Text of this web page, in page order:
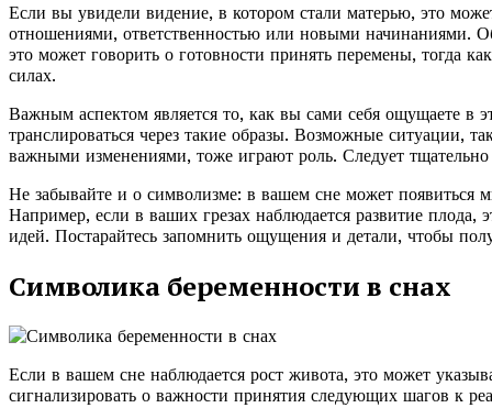
Если вы увидели видение, в котором стали матерью, это
отношениями, ответственностью или новыми начинаниями.
это может говорить о готовности принять перемены, тогда
силах.
Важным аспектом является то, как вы сами себя ощущаете в
транслироваться через такие образы. Возможные ситуации,
важными изменениями, тоже играют роль. Следует
Не забывайте и о символизме: в вашем сне может появиться
Например, если в ваших грезах наблюдается развитие
идей. Постарайтесь запомнить ощущения и детали, чтобы
Символика беременности в снах
Если в вашем сне наблюдается рост живота, это может
сигнализировать о важности принятия следующих шагов к